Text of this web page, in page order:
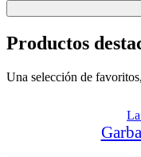
Productos
Una selección de